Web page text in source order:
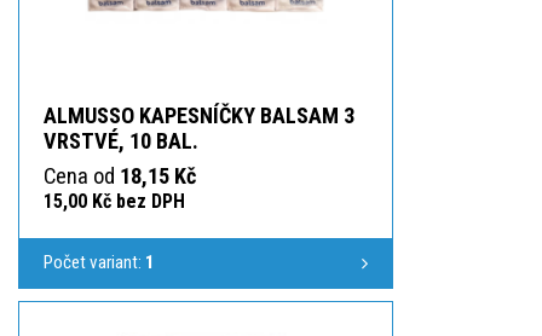
ALMUSSO KAPESNÍČKY BALSAM 3
VRSTVÉ, 10 BAL.
Cena od 18,15 Kč
15,00 Kč bez DPH
Počet variant: 1